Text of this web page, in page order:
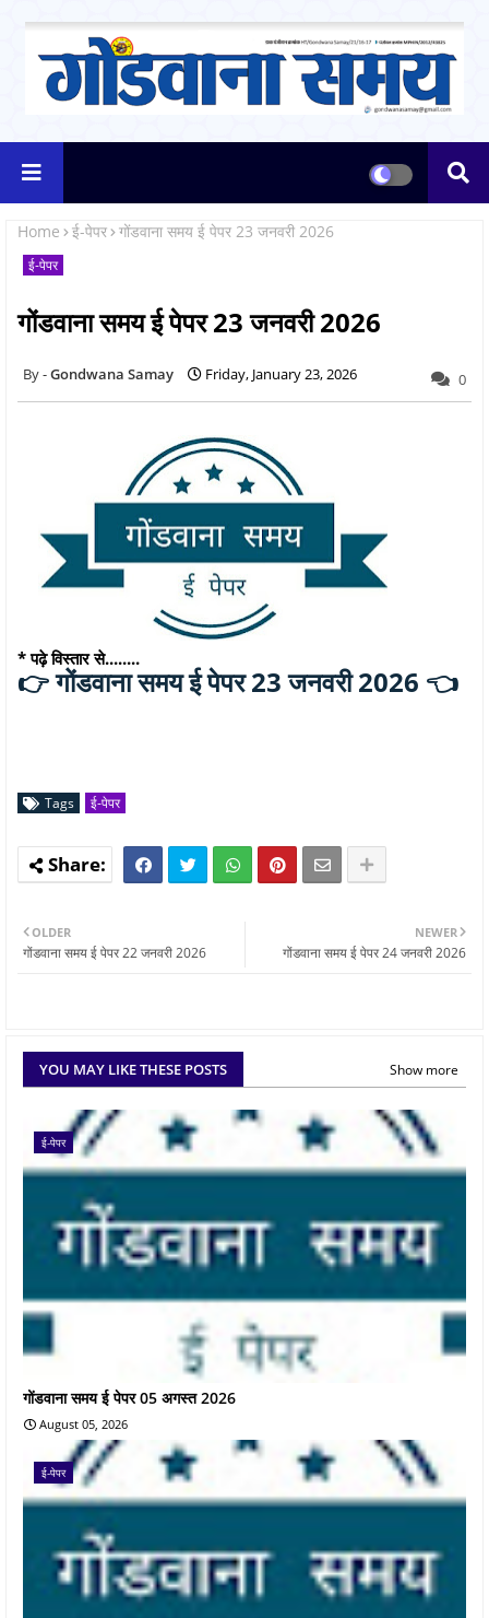
Home ई-पेपर गोंडवाना समय ई पेपर 23 जनवरी 2026
ई-पेपर
गोंडवाना समय ई पेपर 23 जनवरी 2026
Gondwana Samay Friday, January 23, 2026 0
* पढ़े विस्तार से........
👉 गोंडवाना समय ई पेपर 23 जनवरी 2026 👈
Tags ई-पेपर
NEWER
गोंडवाना समय ई पेपर 24 जनवरी 2026
OLDER
गोंडवाना समय ई पेपर 22 जनवरी 2026
YOU MAY LIKE THESE POSTS Show more
ई-पेपर
गोंडवाना समय ई पेपर 05 अगस्त 2026
August 05, 2026
ई-पेपर